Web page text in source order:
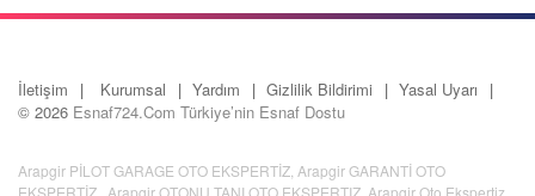
İletişim Kurumsal Yardım Gizlilik Bildirimi
Yasal Uyarı
© 2026 Esnaf724.Com Türkiye’nin Esnaf Dostu
Arapgir PİLOT GARAGE OTO EKSPERTİZ Arapgir GARANTİ OTO
EKSPERTİZ Arapgir OTONU TANI OTO EKSPERTIZ Arapgir Oto Ekspertiz